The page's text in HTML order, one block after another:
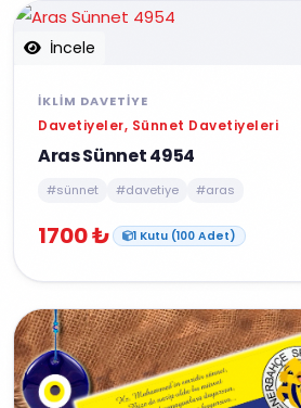
İncele
İKLIM DAVETIYE
Davetiyeler, Sünnet Davetiyeleri
Aras Sünnet 4954
#sünnet #davetiye #aras
1700 ₺ 1 Kutu (100 Adet)